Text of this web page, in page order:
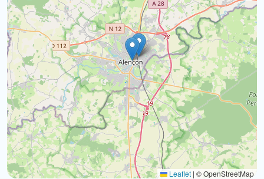
Leaflet | © OpenStreetMap